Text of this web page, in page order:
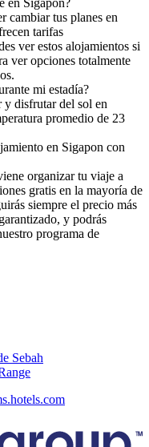
en Sigapon?
cambiar tus planes en
tarifas
ver estos alojamientos si
ver opciones totalmente
mi estadía?
y disfrutar del sol en
promedio de 23
en Sigapon con
organizar tu viaje a
gratis en la mayoría de
siempre el precio más
y podrás
programa de
Sebah